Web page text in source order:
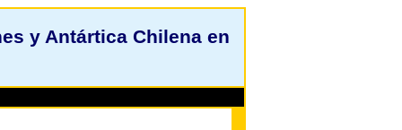
y Antártica Chilena en